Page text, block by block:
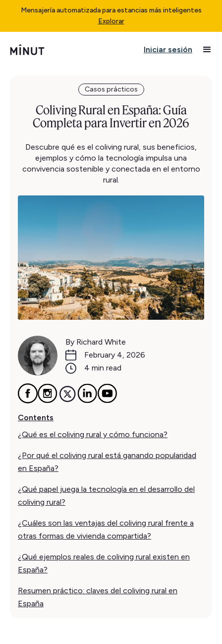
Mensajería automatizada para estancias más inteligentes
Explorar
Iniciar sesión
Casos prácticos
Coliving Rural en España: Guía
Completa para Invertir en 2026
Descubre qué es el coliving rural, sus beneficios,
ejemplos y cómo la tecnología impulsa una
convivencia sostenible y conectada en el entorno
rural.
By Richard White
February 4, 2026
4 min read
Contents
¿Qué es el coliving rural y cómo funciona?
¿Por qué el coliving rural está ganando popularidad
en España?
¿Qué papel juega la tecnología en el desarrollo del
coliving rural?
¿Cuáles son las ventajas del coliving rural frente a
otras formas de vivienda compartida?
¿Qué ejemplos reales de coliving rural existen en
España?
Resumen práctico: claves del coliving rural en
España